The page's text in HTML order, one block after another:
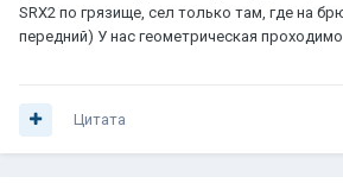
SRX2 по грязище, сел только там, где на
передний) У нас геометрическая
Цитата